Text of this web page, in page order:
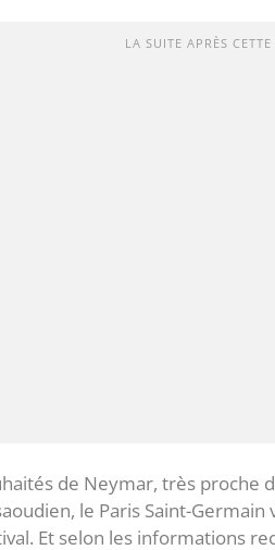
LA SUITE APRÈS
de Neymar, très proche
le Paris Saint-
Et selon les informations